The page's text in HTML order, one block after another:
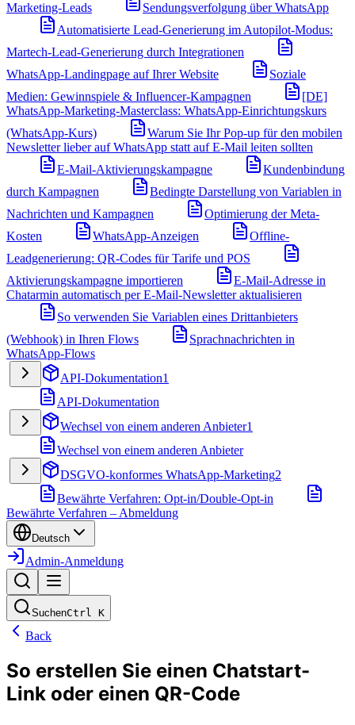
Marketing-Leads
Sendungsverfolgung über WhatsApp
Automatisierte Lead-Generierung im Autopilot-Modus:
Martech-Lead-Generierung durch Integrationen
WhatsApp-Landingpage auf Ihrer Website
Soziale
Medien: Gewinnspiele & Influencer-Kampagnen
[DE]
WhatsApp-Marketing-Masterclass: WhatsApp-Einrichtungskurs
(WhatsApp-Kurs)
Warum Sie Ihr Pop-up für den mobilen
Newsletter lieber auf WhatsApp statt auf E-Mail leiten sollten
E-Mail-Aktivierungskampagne
Kundenbindung
durch Kampagnen
Bedingte Darstellung von Variablen in
Nachrichten und Kampagnen
Optimierung der Meta-
Kosten
WhatsApp-Anzeigen
Offline-
Leadgenerierung: QR-Codes für Tarife und POS
Aktivierungskampagne importieren
E-Mail-Adresse in
Chatarmin automatisch per E-Mail-Newsletter aktualisieren
So verwenden Sie Variablen eines Drittanbieters
(Webhook) in Ihren Flows
Sprachnachrichten in
WhatsApp-Flows
API-Dokumentation1
API-Dokumentation
Wechsel von einem anderen Anbieter1
Wechsel von einem anderen Anbieter
DSGVO-konformes WhatsApp-Marketing2
Bewährte Verfahren: Opt-in/Double-Opt-in
Bewährte Verfahren – Abmeldung
Deutsch
Admin-Anmeldung
SuchenCtrl K
Back
So erstellen Sie einen Chatstart-
Link oder einen QR-Code